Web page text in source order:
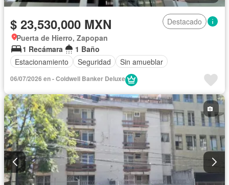
$ 23,530,000 MXN
Destacado
Puerta de Hierro, Zapopan
1 Recámara
1 Baño
Estacionamiento
Seguridad Sin amueblar
06/07/2026 en - Coldwell Banker Deluxe